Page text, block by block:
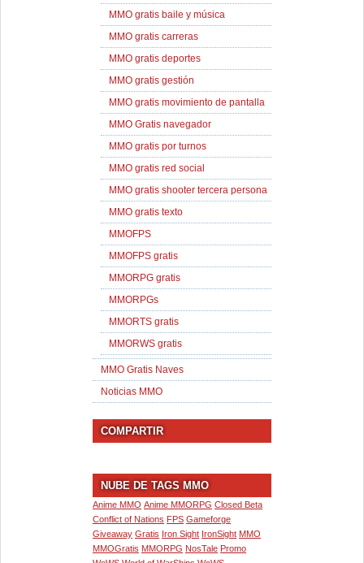
MMO gratis baile y música
MMO gratis carreras
MMO gratis deportes
MMO gratis gestión
MMO gratis movimiento de pantalla
MMO Gratis navegador
MMO gratis por turnos
MMO gratis red social
MMO gratis shooter tercera persona
MMO gratis texto
MMOFPS
MMOFPS gratis
MMORPG gratis
MMORPGs
MMORTS gratis
MMORWS gratis
MMO Gratis Naves
Noticias MMO
COMPARTIR
NUBE DE TAGS MMO
Anime MMO Anime MMORPG Closed Beta
Conflict of Nations FPS Gameforge
Giveaway Gratis Iron Sight IronSight MMO
MMOGratis MMORPG NosTale Promo